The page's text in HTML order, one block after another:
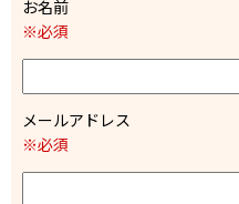
お名前
※必須
メールアドレス
※必須